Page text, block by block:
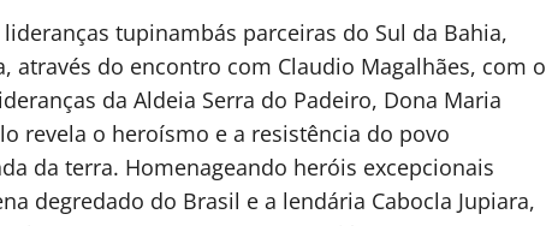
tupinambás parceiras do Sul da Bahia,
através do encontro com Claudio Magalhães, com o
da Aldeia Serra do Padeiro, Dona Maria
revela o heroísmo e a resistência do povo
da terra. Homenageando heróis excepcionais
degredado do Brasil e a lendária Cabocla Jupiara,